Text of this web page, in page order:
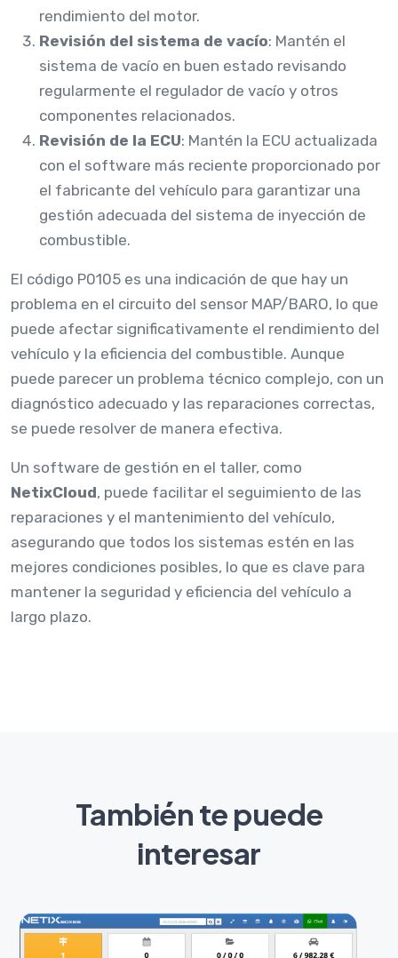
rendimiento del motor.
Revisión del sistema de vacío: Mantén el
sistema de vacío en buen estado revisando
regularmente el regulador de vacío y otros
componentes relacionados.
Revisión de la ECU: Mantén la ECU actualizada
con el software más reciente proporcionado por
el fabricante del vehículo para garantizar una
gestión adecuada del sistema de inyección de
combustible.
El código P0105 es una indicación de que hay un
problema en el circuito del sensor MAP/BARO, lo que
puede afectar significativamente el rendimiento del
vehículo y la eficiencia del combustible. Aunque
puede parecer un problema técnico complejo, con un
diagnóstico adecuado y las reparaciones correctas,
se puede resolver de manera efectiva.
Un software de gestión en el taller, como
NetixCloud, puede facilitar el seguimiento de las
reparaciones y el mantenimiento del vehículo,
asegurando que todos los sistemas estén en las
mejores condiciones posibles, lo que es clave para
mantener la seguridad y eficiencia del vehículo a
largo plazo.
También te puede
interesar